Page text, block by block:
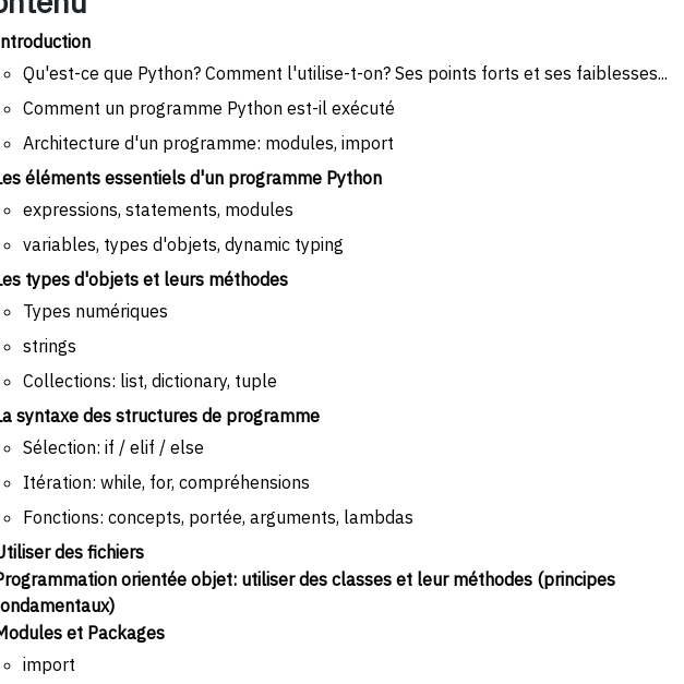
Qu'est-ce que Python? Comment l'utilise-t-on? Ses points forts et ses faiblesses...
Comment un programme Python est-il exécuté
Architecture d'un programme: modules, import
éléments essentiels d'un programme Python
expressions, statements, modules
variables, types d'objets, dynamic typing
types d'objets et leurs méthodes
Types numériques
strings
Collections: list, dictionary, tuple
syntaxe des structures de programme
Sélection: if / elif / else
Itération: while, for, compréhensions
Fonctions: concepts, portée, arguments, lambdas
des fichiers
orientée objet: utiliser des classes et leur méthodes (principes
et Packages
import